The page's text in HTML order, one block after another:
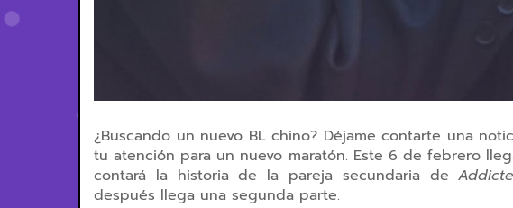
¿Buscando un nuevo BL chino? Déjame contarte una
tu atención para un nuevo maratón. Este 6 defebrero
contará la historia de la pareja secundaria de
después llega una segunda parte.